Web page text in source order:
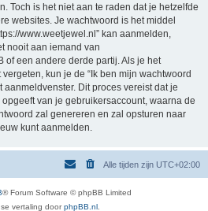
Toch is het niet aan te raden dat je hetzelfde
websites. Je wachtwoord is het middel
www.weetjewel.nl” kan aanmelden,
nooit aan iemand van
of een andere derde partij. Als je het
kun je de “Ik ben mijn wachtwoord
Dit proces vereist dat je
van je gebruikersaccount, waarna de
zal genereren en zal opsturen naar
kunt aanmelden.
Alle tijden zijn UTC+02:00
® Forum Software © phpBB Limited
vertaling doorphpBB.nl